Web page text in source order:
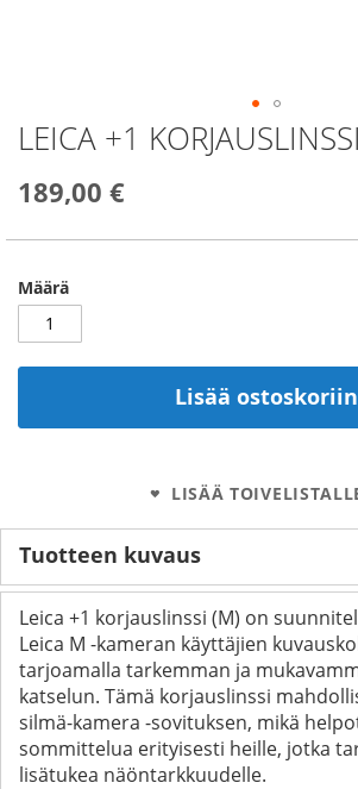
LEICA +1
189,00 €
Määrä
Lisää ostoskoriin
LISÄÄ
Skip
to
beginning
the
gallery
Tuotteen kuvaus
Leica +1 korjauslinssi (M) on
Leica M -kameran käyttäjien
tarjoamalla tarkemman ja
katselun. Tämä korjauslinssi
silmä-kamera -sovituksen, mikä
sommittelua erityisesti heille, jotka
lisätukea näöntarkkuudelle.